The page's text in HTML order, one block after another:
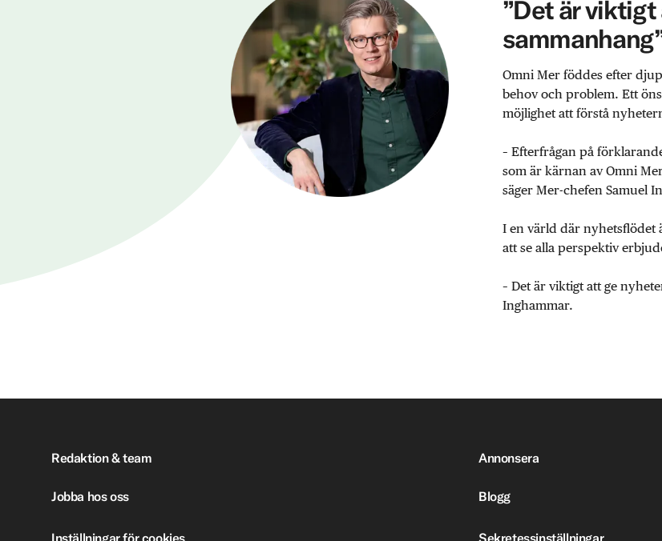
”Det är
Omni Mer föddes efter
behov och problem. Ett
möjlighet att förstå
– Efterfrågan på
som är kärnan av Omni
säger Mer-chefen Samuel
I en värld där nyhetsflödet
att se alla perspektiv
– Det är viktigt att ge
Inghammar.
Redaktion & team Annonsera
Jobba hos oss Blogg
Inställningar för cookies Sekretessinställningar